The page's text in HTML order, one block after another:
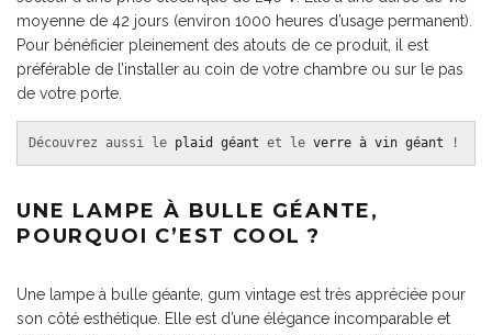
moyenne de 42 jours (environ 1000 heures d’usage permanent).
Pour bénéficier pleinement des atouts de ce produit, il est
préférable de l’installer au coin de votre chambre ou sur le pas
de votre porte.
Découvrez aussi le plaid géant et le verre à vin géant !
UNE LAMPE À BULLE GÉANTE,
POURQUOI C’EST COOL ?
Une lampe à bulle géante, gum vintage est très appréciée pour
son côté esthétique. Elle est d’une élégance incomparable et